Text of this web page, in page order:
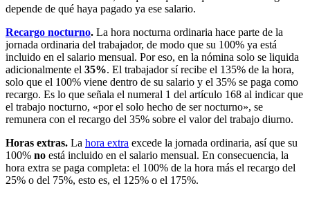
depende de qué haya pagado ya ese salario.
Recargo nocturno. La hora nocturna ordinaria hace parte de la
jornada ordinaria del trabajador, de modo que su 100% ya está
incluido en el salario mensual. Por eso, en la nómina solo se liquida
adicionalmente el 35%. El trabajador sí recibe el 135% de la hora,
solo que el 100% viene dentro de su salario y el 35% se paga como
recargo. Es lo que señala el numeral 1 del artículo 168 al indicar que
el trabajo nocturno, «por el solo hecho de ser nocturno», se
remunera con el recargo del 35% sobre el valor del trabajo diurno.
Horas extras. La hora extra excede la jornada ordinaria, así que su
100% no está incluido en el salario mensual. En consecuencia, la
hora extra se paga completa: el 100% de la hora más el recargo del
25% o del 75%, esto es, el 125% o el 175%.